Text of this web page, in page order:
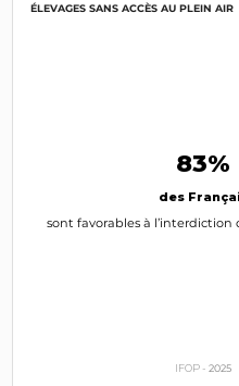
ÉLEVAGES SANS ACCÈS AU PLEIN AIR
83%
des
sont favorables à l’interdiction
IFOP -2025